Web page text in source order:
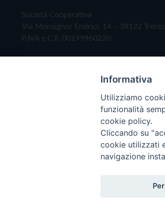
Società Cooperativa
Via Monsignor Endrici, 14 – 38122 Trento
P.IVA e C.F. 00199960220
Copyright © 2019 - Tutti i diritti
Informativa
Utilizziamo
funzionalità
cookie policy.
Cliccando su
cookie utilizzati
navigazione